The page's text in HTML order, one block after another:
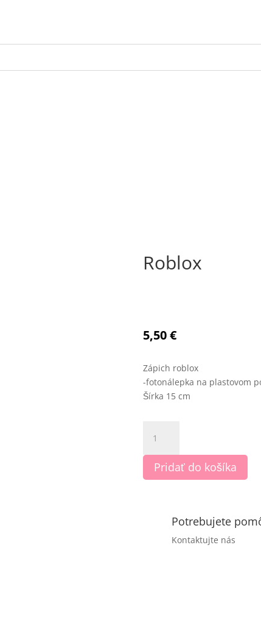
Roblox
5,50€
Zápich roblox
-fotonálepka na plastovom
Šírka 15 cm
Roblox
Pridať do košíka
Potrebujete
Kontaktujte nás